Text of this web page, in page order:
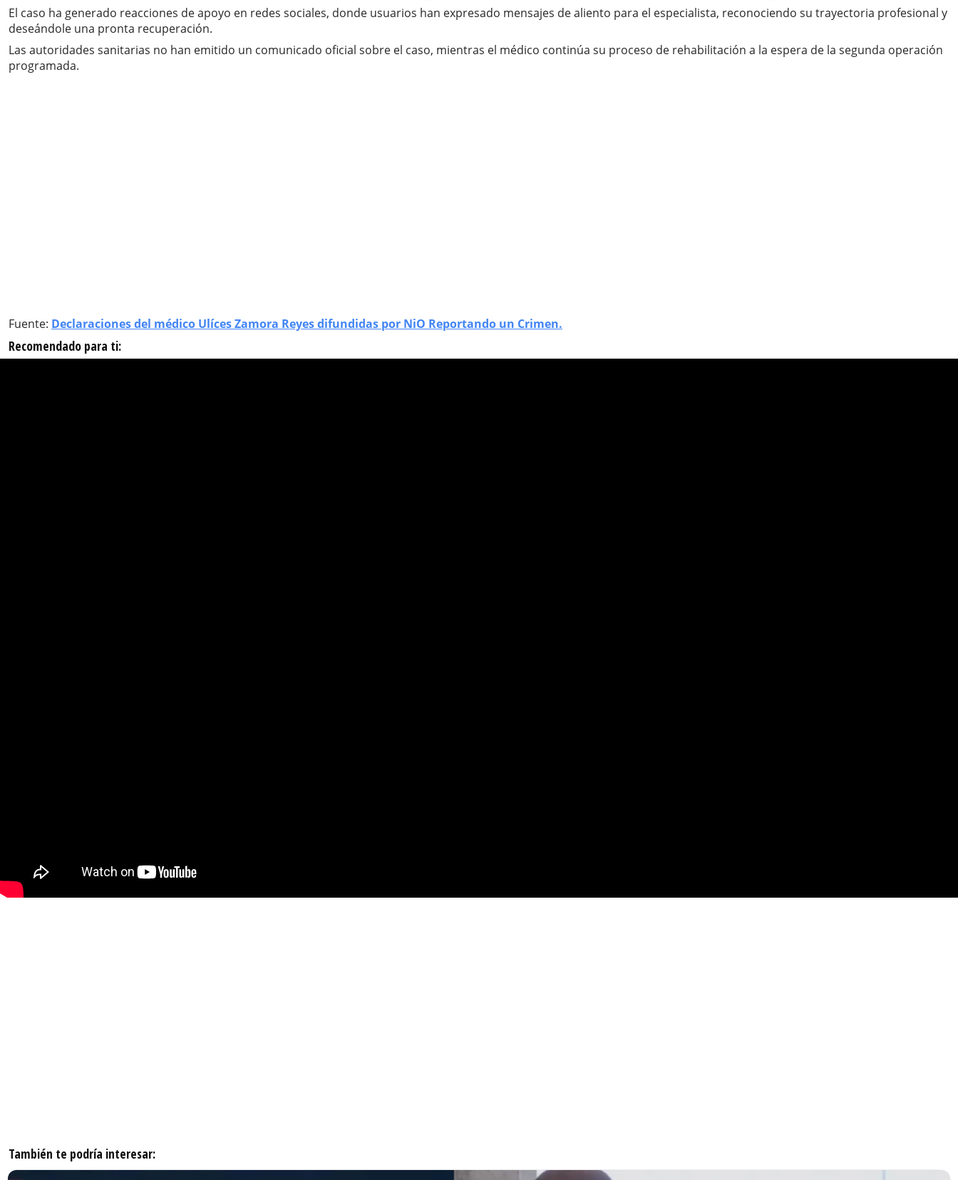
El caso ha generado reacciones de apoyo en redes sociales, donde usuarios han expresado mensajes de aliento para el especialista, reconociendo su trayectoria profesional y
deseándole una pronta recuperación.
Las autoridades sanitarias no han emitido un comunicado oficial sobre el caso, mientras el médico continúa su proceso de rehabilitación a la espera de la segunda operación
programada.
Fuente: Declaraciones del médico Ulíces Zamora Reyes difundidas por NiO Reportando un Crimen.
Recomendado para ti:
También te podría interesar: